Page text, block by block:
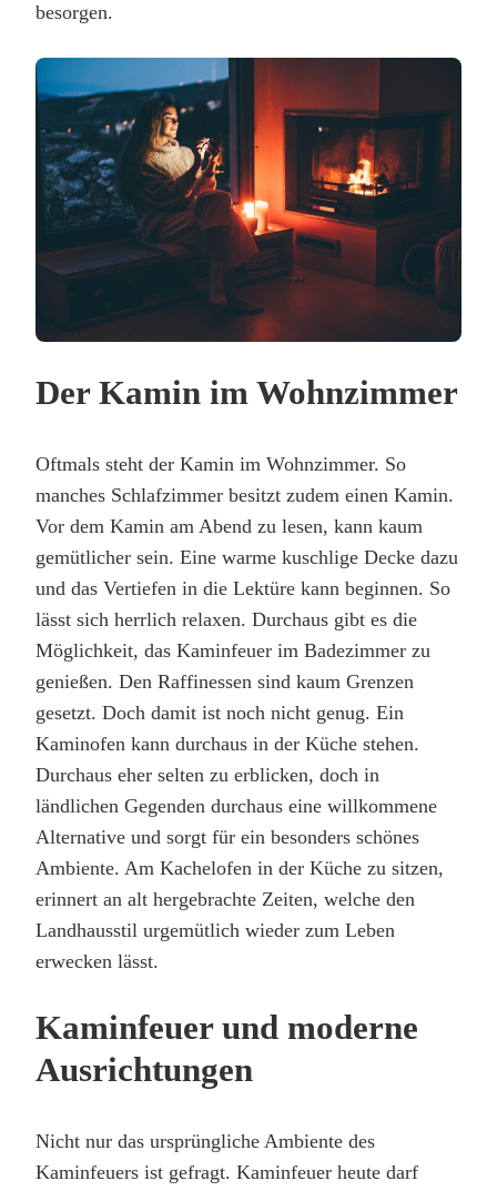
besorgen.
Der Kamin im Wohnzimmer
Oftmals steht der Kamin im Wohnzimmer. So
manches Schlafzimmer besitzt zudem einen Kamin.
Vor dem Kamin am Abend zu lesen, kann kaum
gemütlicher sein. Eine warme kuschlige Decke dazu
und das Vertiefen in die Lektüre kann beginnen. So
lässt sich herrlich relaxen. Durchaus gibt es die
Möglichkeit, das Kaminfeuer im Badezimmer zu
genießen. Den Raffinessen sind kaum Grenzen
gesetzt. Doch damit ist noch nicht genug. Ein
Kaminofen kann durchaus in der Küche stehen.
Durchaus eher selten zu erblicken, doch in
ländlichen Gegenden durchaus eine willkommene
Alternative und sorgt für ein besonders schönes
Ambiente. Am Kachelofen in der Küche zu sitzen,
erinnert an alt hergebrachte Zeiten, welche den
Landhausstil urgemütlich wieder zum Leben
erwecken lässt.
Kaminfeuer und moderne
Ausrichtungen
Nicht nur das ursprüngliche Ambiente des
Kaminfeuers ist gefragt. Kaminfeuer heute darf